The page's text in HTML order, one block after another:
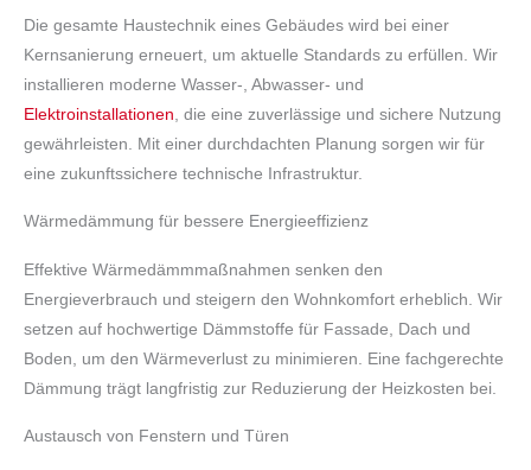
Die gesamte Haustechnik eines Gebäudes wird bei einer
Kernsanierung erneuert, um aktuelle Standards zu erfüllen. Wir
installieren moderne Wasser-, Abwasser- und
Elektroinstallationen, die eine zuverlässige und sichere Nutzung
gewährleisten. Mit einer durchdachten Planung sorgen wir für
eine zukunftssichere technische Infrastruktur.
Wärmedämmung für bessere Energieeffizienz
Effektive Wärmedämmmaßnahmen senken den
Energieverbrauch und steigern den Wohnkomfort erheblich. Wir
setzen auf hochwertige Dämmstoffe für Fassade, Dach und
Boden, um den Wärmeverlust zu minimieren. Eine fachgerechte
Dämmung trägt langfristig zur Reduzierung der Heizkosten bei.
Austausch von Fenstern und Türen